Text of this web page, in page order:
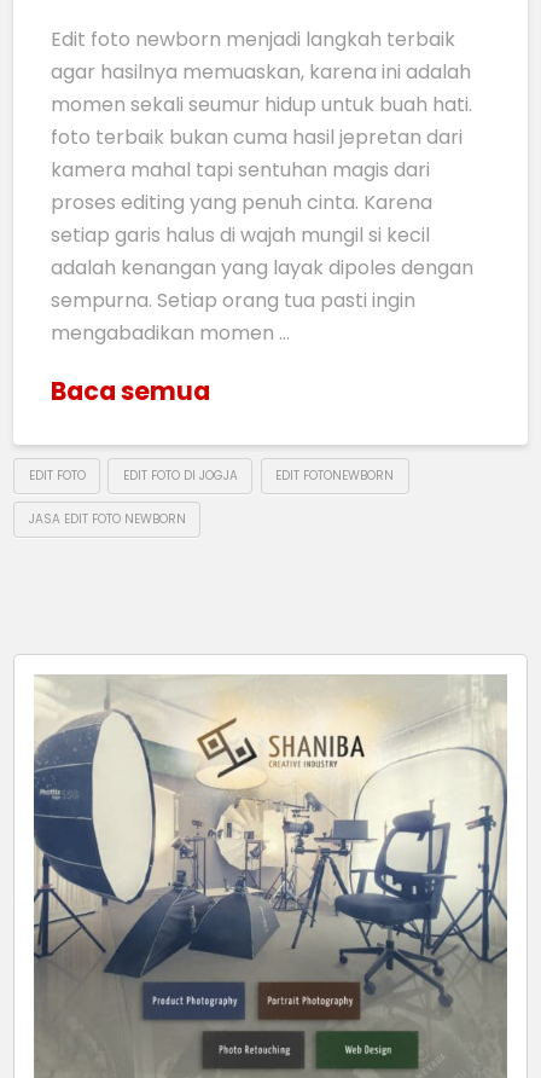
Edit foto newborn menjadi langkah terbaik
agar hasilnya memuaskan, karena ini adalah
momen sekali seumur hidup untuk buah hati.
foto terbaik bukan cuma hasil jepretan dari
kamera mahal tapi sentuhan magis dari
proses editing yang penuh cinta. Karena
setiap garis halus di wajah mungil si kecil
adalah kenangan yang layak dipoles dengan
sempurna. Setiap orang tua pasti ingin
mengabadikan momen …
Baca semua
EDIT FOTO EDIT FOTO DI JOGJA EDIT FOTONEWBORN
JASA EDIT FOTO NEWBORN